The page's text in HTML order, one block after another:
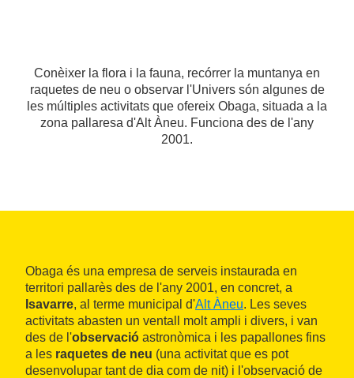
Conèixer la flora i la fauna, recórrer la muntanya en
raquetes de neu o observar l'Univers són algunes de
les múltiples activitats que ofereix Obaga, situada a la
zona pallaresa d'Alt Àneu. Funciona des de l'any
2001.
Obaga és una empresa de serveis instaurada en
territori pallarès des de l'any 2001, en concret, a
Isavarre, al terme municipal d'Alt Àneu. Les seves
activitats abasten un ventall molt ampli i divers, i van
des de l'observació astronòmica i les papallones fins
a les raquetes de neu (una activitat que es pot
desenvolupar tant de dia com de nit) i l'observació de